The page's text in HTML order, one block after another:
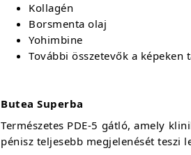
Kollagén
Borsmenta olaj
Yohimbine
További összetevők a képeken
Butea Superba
Természetes PDE-5 gátló, amely
pénisz teljesebb megjelenését teszi